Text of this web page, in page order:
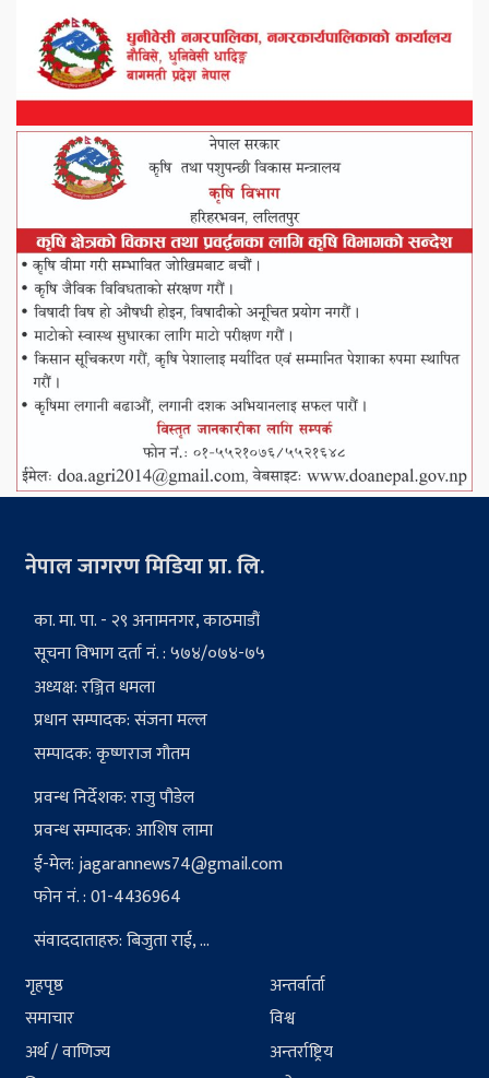
नेपाल जागरण मिडिया प्रा. लि.
का. मा. पा. - २९ अनामनगर, काठमाडौं
सूचना विभाग दर्ता नं. : ५७४/०७४-७५
अध्यक्ष: रञ्जित धमला
प्रधान सम्पादक: संजना मल्ल
सम्पादक: कृष्णराज गौतम
प्रवन्ध निर्देशक: राजु पौडेल
प्रवन्ध सम्पादक: आशिष लामा
ई-मेल:jagarannews74@gmail.com
फोन नं. : 01-4436964
संवाददाताहरु: बिजुता राई, ...
गृहपृष्ठ
समाचार
अर्थ / वाणिज्य
अन्तर्वार्ता
विश्व
अन्तर्राष्ट्रिय